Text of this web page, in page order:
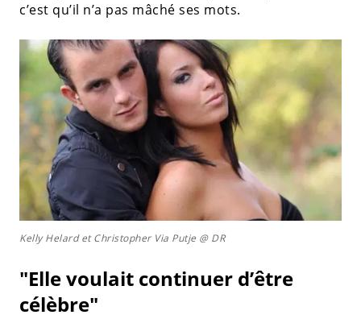
c’est qu’il n’a pas mâché ses mots.
Kelly Helard et Christopher Via Putje @ DR
"Elle voulait continuer d’être
célèbre"